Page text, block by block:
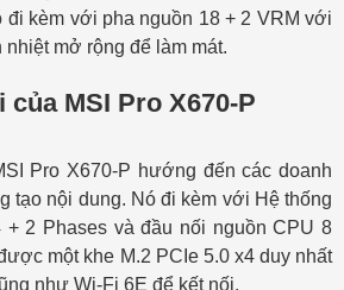
đi kèm với pha nguồn 18 + 2 VRM với
nhiệt mở rộng để làm mát.
của MSI Pro X670-P
Pro X670-P hướng đến các doanh
tạo nội dung. Nó đi kèm với Hệ thống
+ 2 Phases và đầu nối nguồn CPU 8
một khe M.2 PCIe 5.0 x4 duy nhất
như Wi-Fi 6E để kết nối.